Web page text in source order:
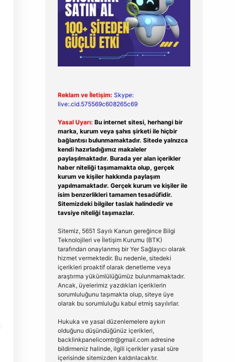
Reklam ve İletişim: Skype:
live:.cid.575569c608265c69
Yasal Uyarı: Bu internet sitesi, herhangi bir
marka, kurum veya şahıs şirketi ile hiçbir
bağlantısı bulunmamaktadır. Sitede yalnızca
kendi hazırladığımız makaleler
paylaşılmaktadır. Burada yer alan içerikler
haber niteliği taşımamakta olup, gerçek
kurum ve kişiler hakkında paylaşım
yapılmamaktadır. Gerçek kurum ve kişiler ile
isim benzerlikleri tamamen tesadüfidir.
Sitemizdeki bilgiler taslak halindedir ve
tavsiye niteliği taşımazlar.
Sitemiz, 5651 Sayılı Kanun gereğince Bilgi
Teknolojileri ve İletişim Kurumu (BTK)
tarafından onaylanmış bir Yer Sağlayıcı olarak
hizmet vermektedir. Bu nedenle, sitedeki
içerikleri proaktif olarak denetleme veya
araştırma yükümlülüğümüz bulunmamaktadır.
Ancak, üyelerimiz yazdıkları içeriklerin
sorumluluğunu taşımakta olup, siteye üye
olarak bu sorumluluğu kabul etmiş sayılırlar.
Hukuka ve yasal düzenlemelere aykırı
olduğunu düşündüğünüz içerikleri,
backlinkpanelicomtr@gmail.comadresine
bildirmeniz halinde, ilgili içerikler yasal süre
içerisinde sitemizden kaldırılacaktır.